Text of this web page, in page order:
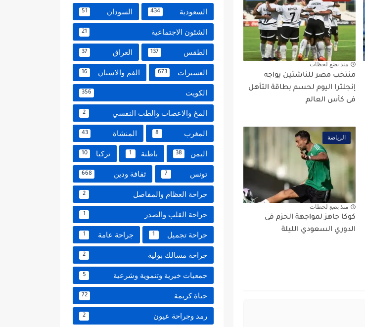
منذ بضع لحظات
منتخب مصر للناشئين يواجه
إنجلترا اليوم لحسم بطاقة التأهل
فى كأس العالم
الرياضة
منذ بضع لحظات
كوكا جاهز لمواجهة الحزم فى
الدوري السعودي الليلة
السعودية 434 السودان 51
الشئون الاجتماعية 21
الطقس 137 العراق 37
العسيرات 673 الفم والاسنان 16
الكويت 356
المخ والاعصاب والطب النفسي 2
المغرب 8 المنشاة 43
اليمن 38 باطنة 1 تركيا 10
تونس 7 ثقافة ودين 668
جراحة العظام والمفاصل 2
جراحة القلب والصدر 1
جراحة تجميل 1 جراحة عامة 1
جراحة مسالك بولية 2
جمعيات خيرية وتنموية وشرعية 5
حياة كريمة 72
رمد وجراحة عيون 2